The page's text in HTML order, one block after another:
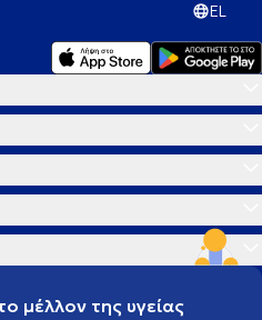
EL
μέλλον της υγείας